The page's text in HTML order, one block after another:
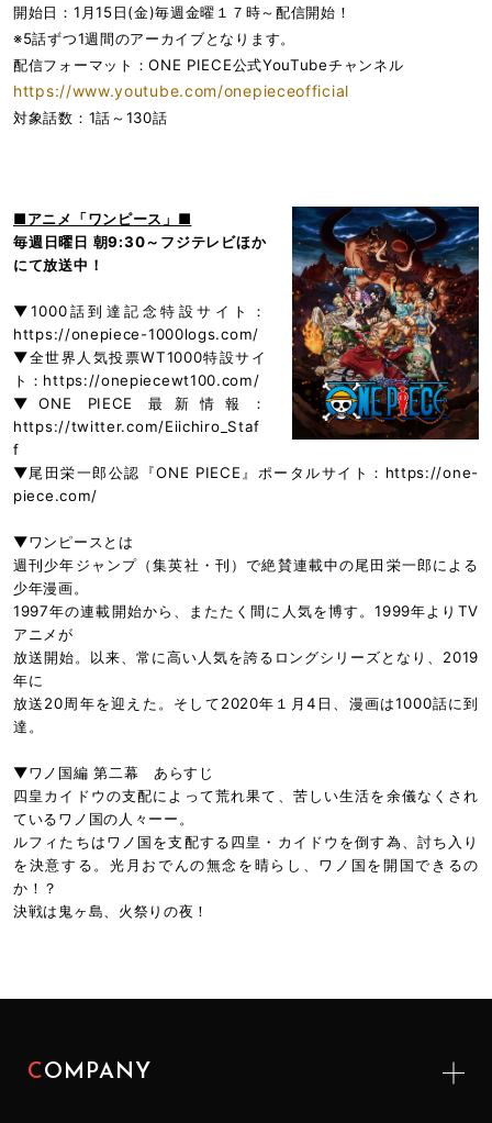
開始日：1月15日(金)毎週金曜１７時～配信開始！
※5話ずつ1週間のアーカイブとなります。
配信フォーマット：ONE PIECE公式YouTubeチャンネル
https://www.youtube.com/onepieceofficial
対象話数：1話～130話
■アニメ「ワンピース」■
毎週日曜日 朝9:30～フジテレビほか
にて放送中！
▼1000話到達記念特設サイト：
https://onepiece-1000logs.com/
▼全世界人気投票WT1000特設サイ
ト：https://onepiecewt100.com/
▼ONE PIECE 最新情報：
https://twitter.com/Eiichiro_Staf
f
▼尾田栄一郎公認『ONE PIECE』ポータルサイト：https://one-
piece.com/
▼ワンピースとは
週刊少年ジャンプ（集英社・刊）で絶賛連載中の尾田栄一郎による
少年漫画。
1997年の連載開始から、またたく間に人気を博す。1999年よりTV
アニメが
放送開始。以来、常に高い人気を誇るロングシリーズとなり、2019
年に
放送20周年を迎えた。そして2020年１月4日、漫画は1000話に到
達。
▼ワノ国編 第二幕 あらすじ
四皇カイドウの支配によって荒れ果て、苦しい生活を余儀なくされ
ているワノ国の人々ーー。
ルフィたちはワノ国を支配する四皇・カイドウを倒す為、討ち入り
を決意する。光月おでんの無念を晴らし、ワノ国を開国できるの
か！？
決戦は鬼ヶ島、火祭りの夜！
COMPANY